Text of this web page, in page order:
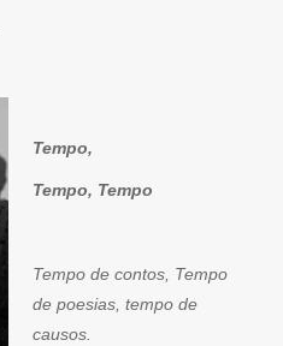
Tempo,
Tempo, Tempo
Tempo de contos, Tempo
de poesias, tempo de
causos.